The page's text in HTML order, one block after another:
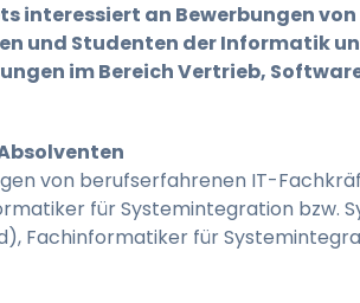
interessiert an Bewerbungen
und Studenten der Informatik
im Bereich Vertrieb,
von berufserfahrenen IT-
für Systemintegration bzw.
Fachinformatiker für